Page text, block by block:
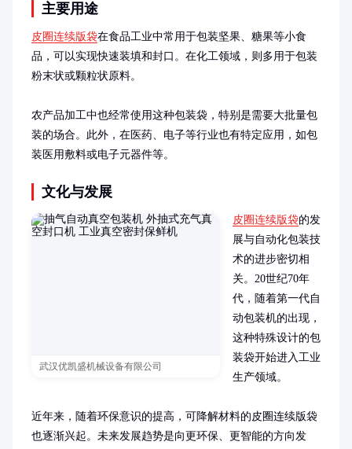
主要用途
皮圈连续版袋在食品工业中常用于包装坚果、糖果等小食
品，可以实现快速装填和封口。在化工领域，则多用于包装
粉末状或颗粒状原料。
农产品加工中也经常使用这种包装袋，特别是需要大批量包
装的场合。此外，在医药、电子等行业也有特定应用，如包
装医用敷料或电子元器件等。
文化与发展
武汉优凯盛机械设备有限公司
皮圈连续版袋的发
展与自动化包装技
术的进步密切相
关。20世纪70年
代，随着第一代自
动包装机的出现，
这种特殊设计的包
装袋开始进入工业
生产领域。
近年来，随着环保意识的提高，可降解材料的皮圈连续版袋
也逐渐兴起。未来发展趋势是向更环保、更智能的方向发